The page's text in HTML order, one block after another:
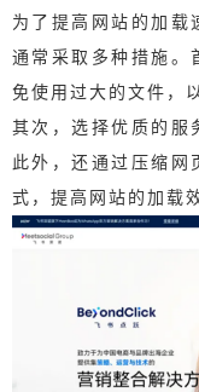
为了提高网站的加载
通常采取多种措施。
免使用过大的文件，
其次，选择优质的服
此外，还通过压缩网
式，提高网站的加载